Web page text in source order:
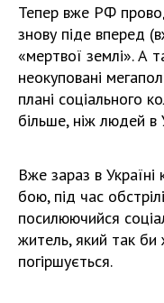
Тепер вже РФ
знову піде вперед
«мертвої землі». А
неокуповані
плані соціального
більше, ніж людей в
Вже зараз в Україні
бою, під час
посилюючийся
житель, який так би
погіршується.